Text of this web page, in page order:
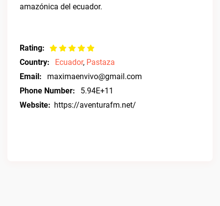
amazónica del ecuador.
Rating:
Country:
Ecuador, Pastaza
Email:
maximaenvivo@gmail.com
Phone Number:
5.94E+11
Website: https://aventurafm.net/